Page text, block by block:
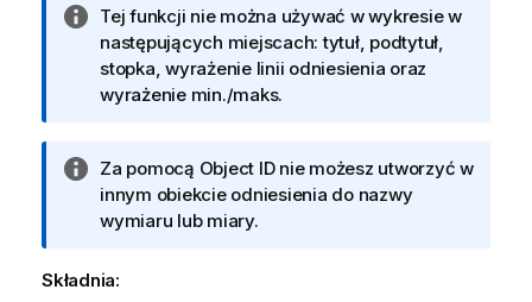
I
n
f
o
a
c
j
Tej funkcji nie można używać w wykresie w
następujących miejscach: tytuł, podtytuł,
stopka, wyrażenie linii odniesienia oraz
wyrażenie min./maks.
I
n
f
r
Za pomocą Object IDnie możesz utworzyć w
innym obiekcie odniesienia do nazwy
wymiaru lub miary.
Składnia: